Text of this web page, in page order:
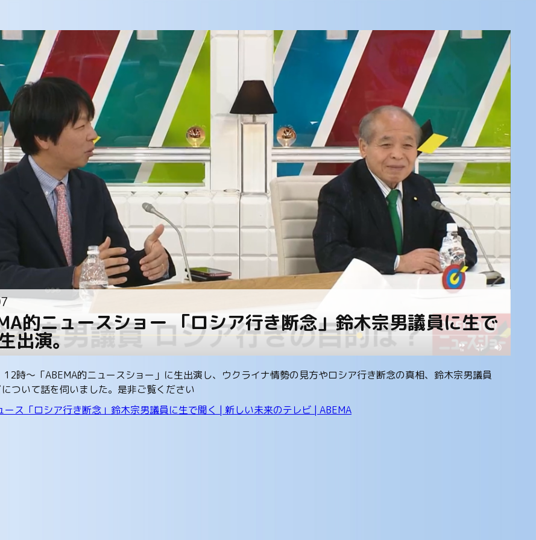
的ニュースショー 「ロシア行き断念」鈴木宗男議員に生で
出演。
時～「ABEMA的ニュースショー」に生出演し、ウクライナ情勢の見方やロシア行き断念の真相、鈴木宗男議員
ついて話を伺いました。是非ご覧ください
ース「ロシア行き断念」鈴木宗男議員に生で聞く | 新しい未来のテレビ | ABEMA